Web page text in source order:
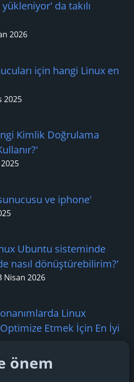
da takılı
2026
için hangi Linux en
2025
Kimlik Doğrulama
ve iphone'
Ubuntu sisteminde
nasıl dönüştürebilirim?'
Nisan 2026
Linux
Etmek İçin En İyi
2025önem